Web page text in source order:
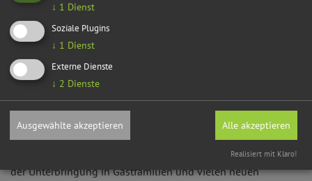
Jugendaustausch mit der Partnerstadt Savigny
Du bist zwischen 12 und 18 Jahre alt und hast Lust auf ein
unvergessliches Sommererlebnis in Savigny, Frankreich?
Dann sei dabei! Die Fahrt wird im Rahmen des
Ferienprogramms der Stadt Berching angeboten und führt
dich vom 23. bis 30. August 2026 nach Savigny. Dich erwartet
eine abwechslungsreiche Woche mit spannenden Aktivitäten,
der Unterbringung in Gastfamilien und vielen neuen
↓ 1 Dienst
Soziale Plugins
↓ 1 Dienst
Externe Dienste
↓ 2 Dienste
Ausgewählte akzeptieren Alle akzeptieren
Realisiert mit Klaro!